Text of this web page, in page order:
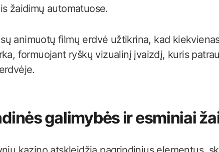
žaidimų automatuose.
animuotų filmų erdvė užtikrina, kad
formuojant ryškų vizualinį įvaizdį, kuris
galimybės ir esminiai